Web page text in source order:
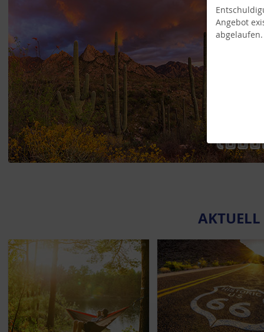
AKTUELL
© entradaphotography | Unsplash.com
Angebot
abgelaufen.